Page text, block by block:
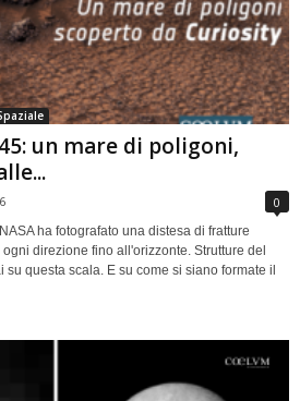
un mare di poligoni,
0
ha fotografato una distesa di fratture
direzione fino all'orizzonte. Strutture del
questa scala. E su come si siano formate il